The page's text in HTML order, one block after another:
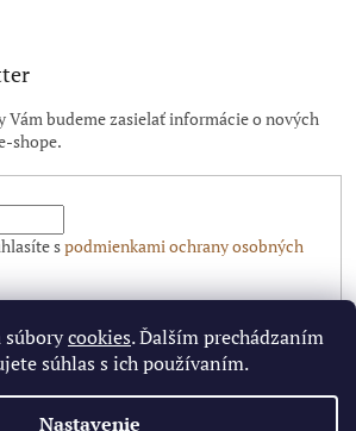
súborycookies. Ďalším prechádzaním
súhlas s ich používaním.
Nastavenie
Vám budeme zasielať informácie o nových
shope.
spodmienkami ochrany osobných